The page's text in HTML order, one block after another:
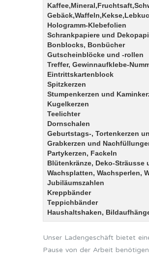
Hologramm-Klebefolien
Schrankpapiere und
Bonblocks, Bonbücher
Gutscheinblöcke und -rollen
Treffer, Gewinnaufklebe-
Eintrittskartenblock
Spitzkerzen
Stumpenkerzen und
Kugelkerzen
Teelichter
Dornschalen
Geburtstags-, Tortenkerzen
Grabkerzen und
Partykerzen, Fackeln
Blütenkränze, Deko-Sträusse
Wachsplatten, Wachsperlen,
Jubiläumszahlen
Kreppbänder
Teppichbänder
Haushaltshaken,
Unser Ladengeschäft bietet
Pause von der Arbeit